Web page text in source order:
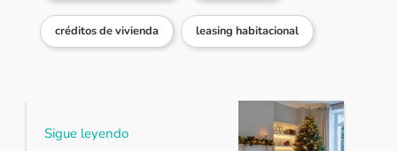
créditos de vivienda leasing habitacional
Sigue leyendo